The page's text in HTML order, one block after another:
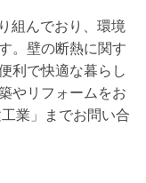
組んでおり、環境
。壁の断熱に関す
利で快適な暮らし
やリフォームをお
業」までお問い合